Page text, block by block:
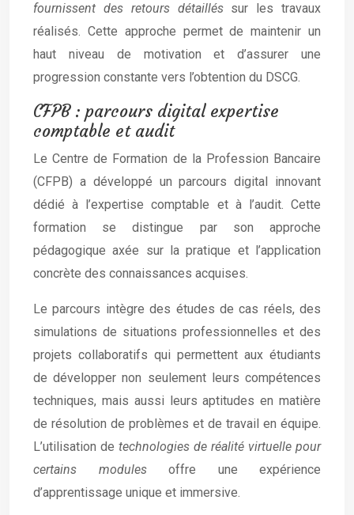
fournissent des retours détaillés sur les travaux
réalisés. Cette approche permet de maintenir un
haut niveau de motivation et d’assurer une
progression constante vers l’obtention du DSCG.
CFPB : parcours digital expertise
comptable et audit
Le Centre de Formation de la Profession Bancaire
(CFPB) a développé un parcours digital innovant
dédié à l’expertise comptable et à l’audit. Cette
formation se distingue par son approche
pédagogique axée sur la pratique et l’application
concrète des connaissances acquises.
Le parcours intègre des études de cas réels, des
simulations de situations professionnelles et des
projets collaboratifs qui permettent aux étudiants
de développer non seulement leurs compétences
techniques, mais aussi leurs aptitudes en matière
de résolution de problèmes et de travail en équipe.
L’utilisation de technologies de réalité virtuelle pour
certains modules offre une expérience
d’apprentissage unique et immersive.